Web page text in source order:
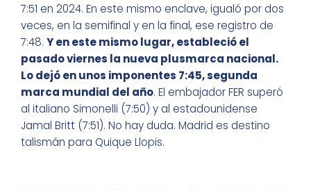
7:51 en 2024. En este mismo enclave, igualó por dos
veces, en la semifinal y en la final, ese registro de
7:48. Y en este mismo lugar, estableció el
pasado viernes la nueva plusmarca nacional.
Lo dejó en unos imponentes 7:45, segunda
marca mundial del año. El embajador FER superó
al italiano Simonelli (7:50) y al estadounidense
Jamal Britt (7:51). No hay duda. Madrid es destino
talismán para Quique Llopis.